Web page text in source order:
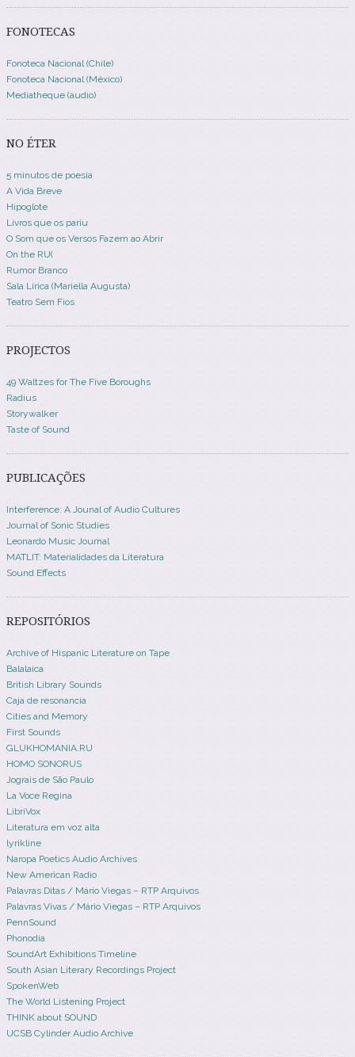
FONOTECAS
Fonoteca Nacional (Chile)
Fonoteca Nacional (México)
Mediatheque (audio)
NO ÉTER
5 minutos de poesia
A Vida Breve
Hipoglote
Livros que os pariu
O Som que os Versos Fazem ao Abrir
On the RU(
Rumor Branco
Sala Lírica (Mariella Augusta)
Teatro Sem Fios
PROJECTOS
49 Waltzes for The Five Boroughs
Radius
Storywalker
Taste of Sound
PUBLICAÇÕES
Interference: A Jounal of Audio Cultures
Journal of Sonic Studies
Leonardo Music Journal
MATLIT: Materialidades da Literatura
Sound Effects
REPOSITÓRIOS
Archive of Hispanic Literature on Tape
Balalaica
British Library Sounds
Caja de resonancia
Cities and Memory
First Sounds
GLUKHOMANIA.RU
HOMO SONORUS
Jograis de São Paulo
La Voce Regina
LibriVox
Literatura em voz alta
lyrikline
Naropa Poetics Audio Archives
New American Radio
Palavras Ditas / Mário Viegas – RTP Arquivos
Palavras Vivas / Mário Viegas – RTP Arquivos
PennSound
Phonodia
SoundArt Exhibitions Timeline
South Asian Literary Recordings Project
SpokenWeb
The World Listening Project
THINK about SOUND
UCSB Cylinder Audio Archive